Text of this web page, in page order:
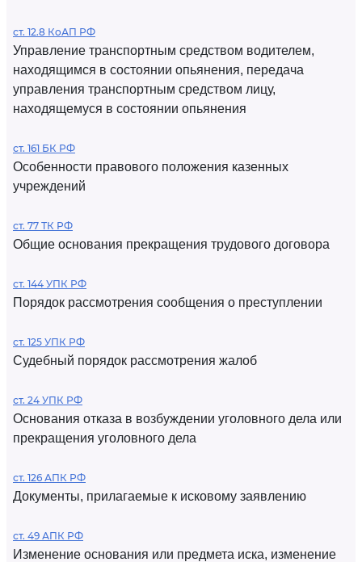
ст. 12.8 КоАП РФ
Управление транспортным средством водителем,
находящимся в состоянии опьянения, передача
управления транспортным средством лицу,
находящемуся в состоянии опьянения
ст. 161 БК РФ
Особенности правового положения казенных
учреждений
ст. 77 ТК РФ
Общие основания прекращения трудового договора
ст. 144 УПК РФ
Порядок рассмотрения сообщения о преступлении
ст. 125 УПК РФ
Судебный порядок рассмотрения жалоб
ст. 24 УПК РФ
Основания отказа в возбуждении уголовного дела или
прекращения уголовного дела
ст. 126 АПК РФ
Документы, прилагаемые к исковому заявлению
ст. 49 АПК РФ
Изменение основания или предмета иска, изменение